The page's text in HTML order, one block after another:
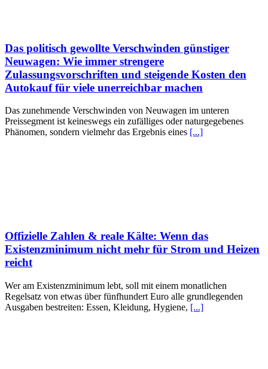
Das politisch gewollte Verschwinden günstiger
Neuwagen: Wie immer strengere
Zulassungsvorschriften und steigende Kosten den
Autokauf für viele unerreichbar machen
Das zunehmende Verschwinden von Neuwagen im unteren
Preissegment ist keineswegs ein zufälliges oder naturgegebenes
Phänomen, sondern vielmehr das Ergebnis eines [...]
Offizielle Zahlen & reale Kälte: Wenn das
Existenzminimum nicht mehr für Strom und Heizen
reicht
Wer am Existenzminimum lebt, soll mit einem monatlichen
Regelsatz von etwas über fünfhundert Euro alle grundlegenden
Ausgaben bestreiten: Essen, Kleidung, Hygiene, [...]